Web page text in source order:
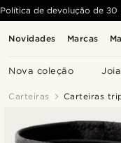
Novidades Marcas
Nova coleção
Política de devolução de 30
Carteiras Carteiras